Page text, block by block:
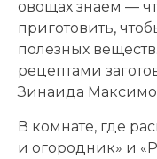
овощах знаем —
приготовить,
полезных
рецептами
Зинаида
В комнате, где
и огородник» и